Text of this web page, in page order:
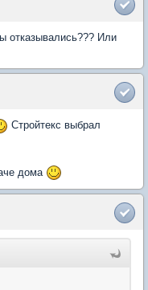
отказывались??? Или
Стройтекс выбрал
дома